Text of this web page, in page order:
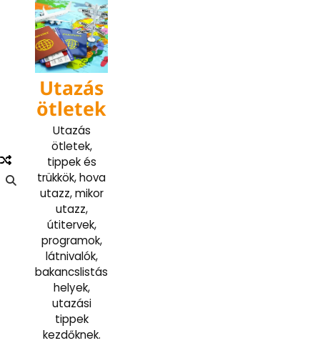
content
Utazás
ötletek
Utazás
ötletek,
tippek és
trükkök, hova
utazz, mikor
utazz,
útitervek,
programok,
látnivalók,
bakancslistás
helyek,
utazási
tippek
kezdőknek.